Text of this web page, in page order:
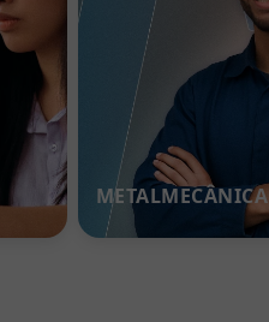
METALMECÂNICA